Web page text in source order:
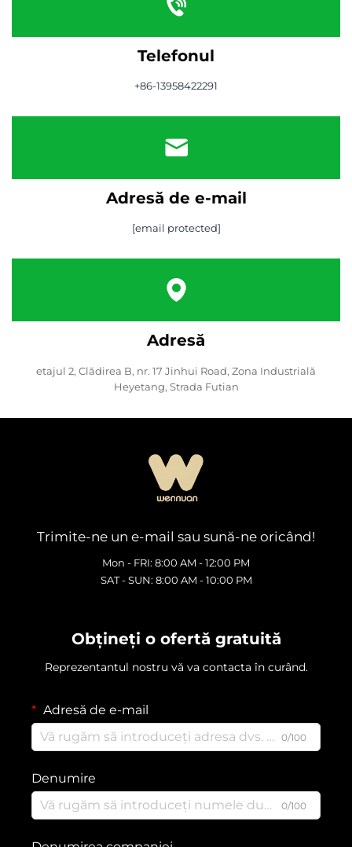
Telefonul
+86-13958422291
Adresă de e-mail
[email protected]
Adresă
etajul 2, Clădirea B, nr. 17 Jinhui Road, Zona Industrială
Heyetang, Strada Futian
Trimite-ne un e-mail sau sună-ne oricând!
Mon - FRI: 8:00 AM - 12:00 PM
SAT - SUN: 8:00 AM - 10:00 PM
Obțineți o ofertă gratuită
Reprezentantul nostru vă va contacta în curând.
Adresă de e-mail
0/100
Denumire
0/100